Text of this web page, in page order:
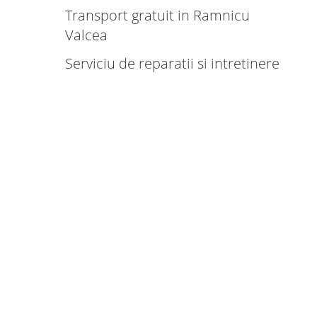
Transport gratuit in Ramnicu
Valcea
Serviciu de reparatii si intretinere